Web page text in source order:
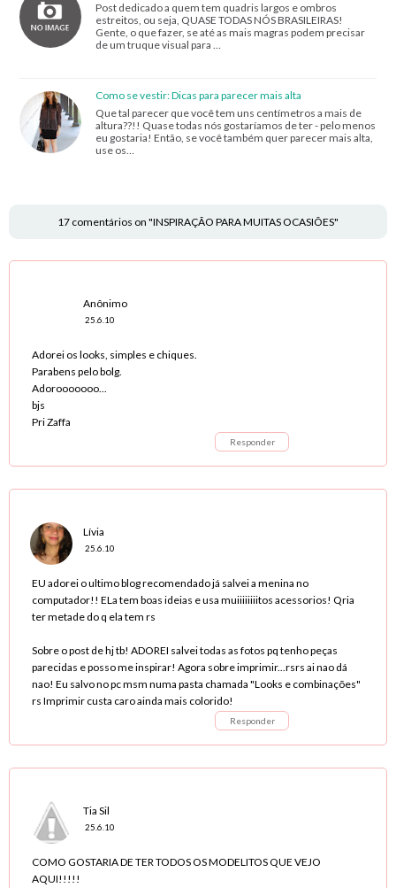
Post dedicado a quem tem quadris largos e ombros
estreitos, ou seja, QUASE TODAS NÓS BRASILEIRAS!
Gente, o que fazer, se até as mais magras podem precisar
de um truque visual para …
Como se vestir: Dicas para parecer mais alta
Que tal parecer que você tem uns centímetros a mais de
altura??!! Quase todas nós gostaríamos de ter - pelo menos
eu gostaria! Então, se você também quer parecer mais alta,
use os…
17 comentários on "INSPIRAÇÃO PARA MUITAS OCASIÕES"
Anônimo
25.6.10
Adorei os looks, simples e chiques.
Parabens pelo bolg.
Adorooooooo...
bjs
Pri Zaffa
Responder
Lívia
25.6.10
EU adorei o ultimo blog recomendado já salvei a menina no
computador!! ELa tem boas ideias e usa muiiiiiiiitos acessorios! Qria
ter metade do q ela tem rs
Sobre o post de hj tb! ADOREI salvei todas as fotos pq tenho peças
parecidas e posso me inspirar! Agora sobre imprimir...rsrs ai nao dá
nao! Eu salvo no pc msm numa pasta chamada "Looks e combinações"
rs Imprimir custa caro ainda mais colorido!
Responder
Tia Sil
25.6.10
COMO GOSTARIA DE TER TODOS OS MODELITOS QUE VEJO
AQUI!!!!!